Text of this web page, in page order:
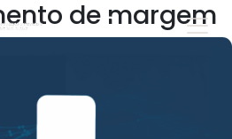
de margem